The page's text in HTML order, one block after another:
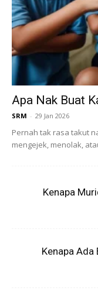
Tengoklah video
Apa Nak Buat
SRM - 29 Jan 2026
Pernah tak rasa takut
mengejek, menolak,
Kenapa
Kenapa Ada